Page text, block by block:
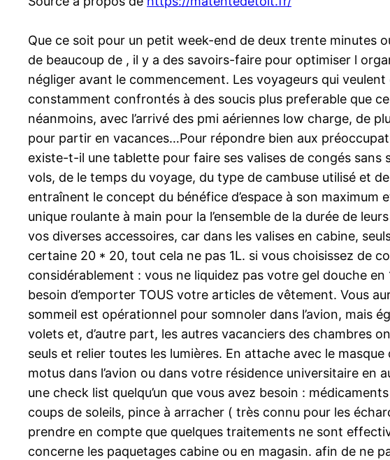
Que ce soit pour un petit week-end de deux trente minutes
de beaucoup de , il y a des savoirs-faire pour optimiser l
négliger avant le commencement. Les voyageurs qui
constamment confrontés à des soucis plus preferable que
néanmoins, avec l’arrivé des pmi aériennes low charge, de
pour partir en vacances…Pour répondre bien aux
existe-t-il une tablette pour faire ses valises de congés
vols, de le temps du voyage, du type de cambuse utilisé et
entraînent le concept du bénéfice d’espace à son
unique roulante à main pour la l’ensemble de la durée de
vos diverses accessoires, car dans les valises en cabine,
certaine 20 * 20, tout cela ne pas 1L. si vous choisissez de
considérablement : vous ne liquidez pas votre gel douche
besoin d’emporter TOUS votre articles de vêtement. Vous
sommeil est opérationnel pour somnoler dans l’avion, mais
volets et, d’autre part, les autres vacanciers des chambres
seuls et relier toutes les lumières. En attache avec le
motus dans l’avion ou dans votre résidence universitaire en
une check list quelqu’un que vous avez besoin :
coups de soleils, pince à arracher ( très connu pour les
prendre en compte que quelques traitements ne sont
concerne les paquetages cabine ou en magasin. afin de ne